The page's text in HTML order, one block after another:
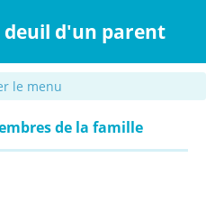
deuil d'un parent
le menu
de la famille